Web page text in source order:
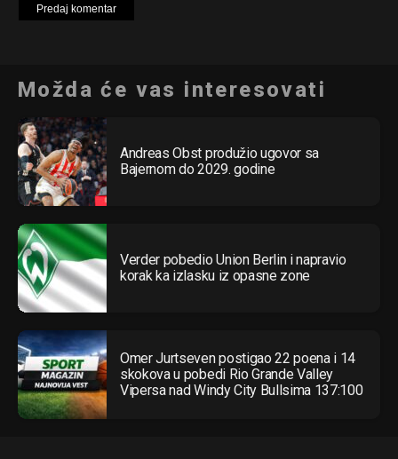
Možda će vas interesovati
Andreas Obst produžio ugovor sa
Bajernom do 2029. godine
Verder pobedio Union Berlin i napravio
korak ka izlasku iz opasne zone
Omer Jurtseven postigao 22 poena i 14
skokova u pobedi Rio Grande Valley
Vipersa nad Windy City Bullsima 137:100